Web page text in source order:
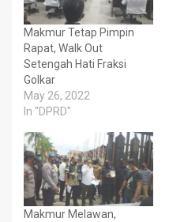
Makmur Tetap Pimpin
Rapat, Walk Out
Setengah Hati Fraksi
Golkar
May 26, 2022
In "DPRD"
Makmur Melawan,